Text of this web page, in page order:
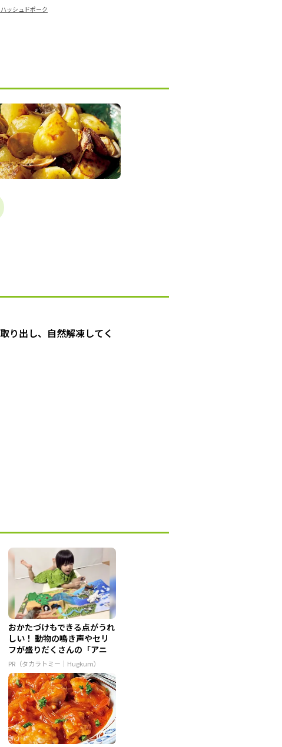
ハッシュドポーク
り出し、自然解凍してく
おかたづけもできる点がうれ
しい！ 動物の鳴き声やセリ
フが盛りだくさんの「アニ
ア ...
PR（タカラトミー｜Hugkum）